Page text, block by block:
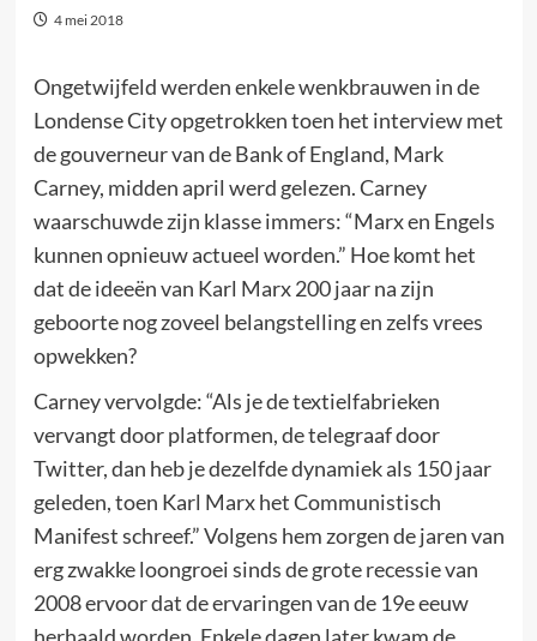
4 mei 2018
Ongetwijfeld werden enkele wenkbrauwen in de
Londense City opgetrokken toen het interview met
de gouverneur van de Bank of England, Mark
Carney, midden april werd gelezen. Carney
waarschuwde zijn klasse immers: “Marx en Engels
kunnen opnieuw actueel worden.” Hoe komt het
dat de ideeën van Karl Marx 200 jaar na zijn
geboorte nog zoveel belangstelling en zelfs vrees
opwekken?
Carney vervolgde: “Als je de textielfabrieken
vervangt door platformen, de telegraaf door
Twitter, dan heb je dezelfde dynamiek als 150 jaar
geleden, toen Karl Marx het Communistisch
Manifest schreef.” Volgens hem zorgen de jaren van
erg zwakke loongroei sinds de grote recessie van
2008 ervoor dat de ervaringen van de 19e eeuw